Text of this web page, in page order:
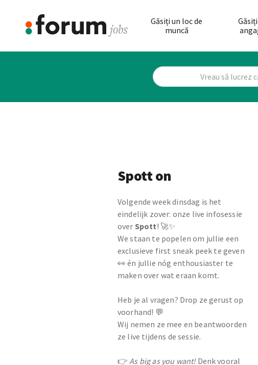
Găsiți un loc de
muncă
Spott on
Volgende week dinsdag is het
eindelijk zover: onze live infosessie
over Spott! 🚀✨
We staan te popelen om jullie een
exclusieve first sneak peek te geven
👀 én jullie nóg enthousiaster te
maken over wat eraan komt.
Heb je al vragen? Drop ze gerust op
voorhand! 💬
Wij nemen ze mee en beantwoorden
ze live tijdens de sessie.
👉As big as you want!Denk vooral